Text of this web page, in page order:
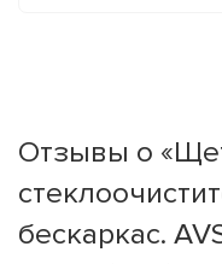
Отзывы о
бескаркас.